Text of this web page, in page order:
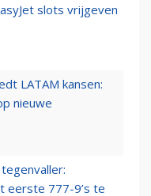
slots vrijgeven
LATAM kansen:
nieuwe
eerste 777-9’s te